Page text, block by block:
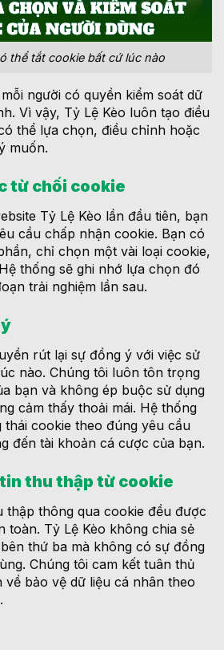
thể tắt cookie bất cứ lúc nào
người có quyền kiểm soát dữ
Vì vậy, Tỷ Lệ Kèo luôn tạo điều
thể lựa chọn, điều chỉnh hoặc
muốn.
từ chối cookie
Tỷ Lệ Kèo lần đầu tiên, bạn
cầu chấp nhận cookie. Bạn có
chỉ chọn một vài loại cookie,
thống sẽ ghi nhớ lựa chọn đó
trải nghiệm lần sau.
rút lại sự đồng ý với việc sử
nào. Chúng tôi luôn tôn trọng
bạn và không ép buộc sử dụng
cảm thấy thoải mái. Hệ thống
thái cookie theo đúng yêu cầu
đến tài khoản cá cược của bạn.
thu thập từ cookie
thập thông qua cookie đều được
toàn. Tỷ Lệ Kèo không chia sẻ
thứ ba mà không có sự đồng
Chúng tôi cam kết tuân thủ
bảo vệ dữ liệu cá nhân theo